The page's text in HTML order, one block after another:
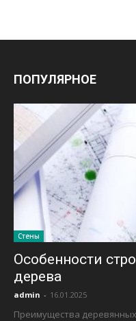
ПОПУЛЯРНОЕ
Стены
Особенности
дерева
admin - 16.01.2025
Преимущества